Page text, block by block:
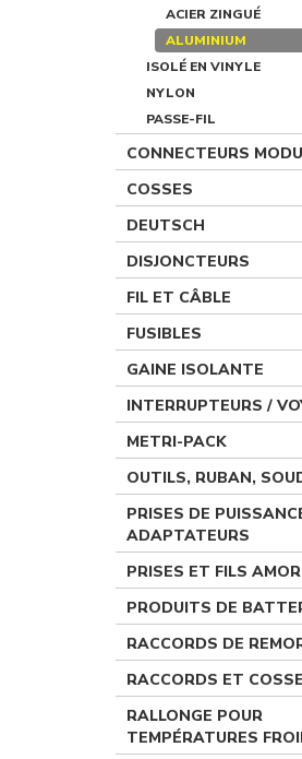
ACIER ZINGUÉ
ALUMINIUM
ISOLÉ EN VINYLE
NYLON
PASSE-FIL
CONNECTEURS
COSSES
DEUTSCH
DISJONCTEURS
FIL ET CÂBLE
FUSIBLES
GAINE ISOLANTE
INTERRUPTEURS /
METRI-PACK
OUTILS, RUBAN,
PRISES DE
ADAPTATEURS
PRISES ET FILS
PRODUITS DE
RACCORDS DE
RACCORDS ET
RALLONGE POUR
TEMPÉRATURES